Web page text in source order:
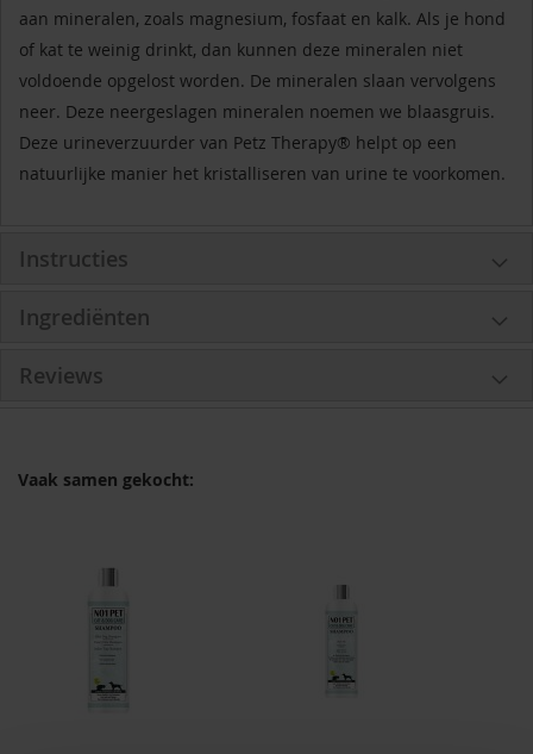
aan mineralen, zoals magnesium, fosfaat en kalk. Als je hond
of kat te weinig drinkt, dan kunnen deze mineralen niet
voldoende opgelost worden. De mineralen slaan vervolgens
neer. Deze neergeslagen mineralen noemen we blaasgruis.
Deze urineverzuurder van Petz Therapy® helpt op een
natuurlijke manier het kristalliseren van urine te voorkomen.
Instructies
Ingrediënten
Reviews
Vaak samen gekocht: